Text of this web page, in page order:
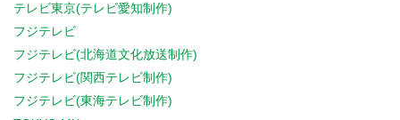
テレビ東京(テレビ愛知制作)
フジテレビ
フジテレビ(北海道文化放送制作)
フジテレビ(関西テレビ制作)
フジテレビ(東海テレビ制作)